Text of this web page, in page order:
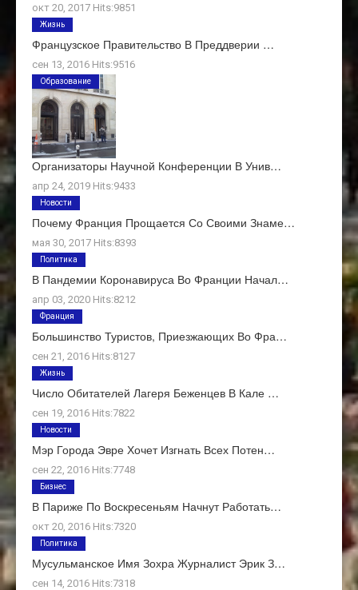
окт 20, 2017 Hits:9851
Французское Правительство В Преддверии …
сен 13, 2016 Hits:9516
Жизнь
Организаторы Научной Конференции В Унив…
апр 24, 2019 Hits:9433
Образование
Почему Франция Прощается Со Своими Знаме…
мая 30, 2017 Hits:8393
Новости
В Пандемии Коронавируса Во Франции Начал…
апр 03, 2020 Hits:8212
Политика
Большинство Туристов, Приезжающих Во Фра…
сен 21, 2016 Hits:8127
Франция
Число Обитателей Лагеря Беженцев В Кале …
сен 19, 2016 Hits:7822
Жизнь
Мэр Города Эвре Хочет Изгнать Всех Потен…
сен 22, 2016 Hits:7748
Новости
В Париже По Воскресеньям Начнут Работать…
окт 20, 2016 Hits:7320
Бизнес
Мусульманское Имя Зохра Журналист Эрик З…
сен 14, 2016 Hits:7318
Политика